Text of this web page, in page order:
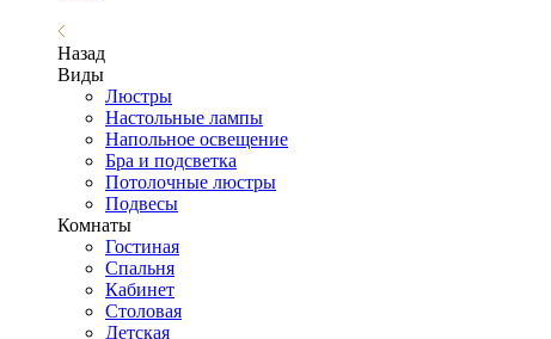
Назад
Виды
Люстры
Настольные лампы
Напольное освещение
Бра и подсветка
Потолочные люстры
Подвесы
Комнаты
Гостиная
Спальня
Кабинет
Столовая
Детская